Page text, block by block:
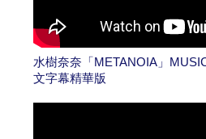
水樹奈奈「METANOIA」
文字幕精華版